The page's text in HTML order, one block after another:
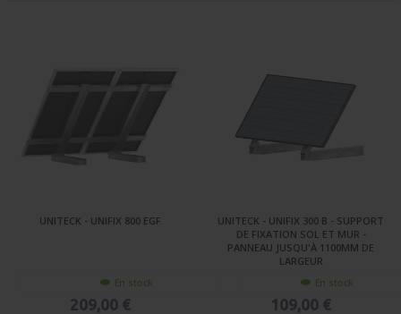
UNITECK - UNIFIX 800 EGF
En stock
209,00 €
UNITECK - UNIFIX 300 B - SUPPORT
DE FIXATION SOL ET MUR -
PANNEAU JUSQU'À 1100MM DE
LARGEUR
En stock
109,00 €